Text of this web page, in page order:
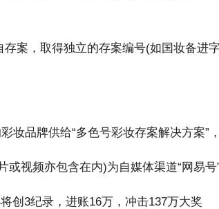
，取得独立的存案编号(如国妆备进字
品牌供给“多色号彩妆存案解决方案”
频亦包含在内)为自媒体渠道“网易号
3纪录，进账16万，冲击137万大奖